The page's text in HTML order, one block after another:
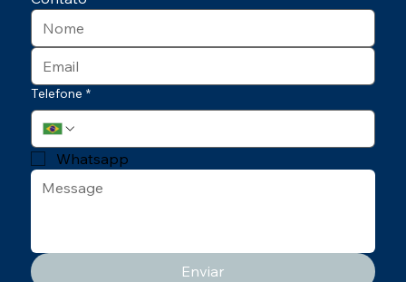
Telefone *
Whatsapp
Enviar